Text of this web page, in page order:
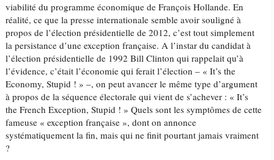
viabilité du programme économique de François Hollande. En
réalité, ce que la presse internationale semble avoir souligné à
propos de l’élection présidentielle de 2012, c’est tout simplement
la persistance d’une exception française. A l’instar du candidat à
l’élection présidentielle de 1992 Bill Clinton qui rappelait qu’à
l’évidence, c’était l’économie qui ferait l’élection – « It’s the
Economy, Stupid ! » –, on peut avancer le même type d’argument
à propos de la séquence électorale qui vient de s’achever : « It’s
the French Exception, Stupid ! » Quels sont les symptômes de cette
fameuse « exception française », dont on annonce
systématiquement la fin, mais qui ne finit pourtant jamais vraiment
?